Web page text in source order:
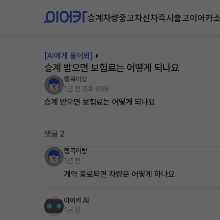
승계차량중고차신차즉시출고이어카
[AI에게 물어봐]
승계 받으면 보험료는 어떻게 되나요
행복이랑
1년 전 조회 699
승계 받으면 보험료는 어떻게 되나요
댓글 2
행복이랑
1년 전
계약 종료되면 차량은 어떻게 하나요
이어카 AI
1년 전